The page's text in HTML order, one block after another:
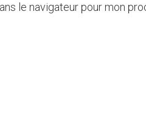
le navigateur pour mon